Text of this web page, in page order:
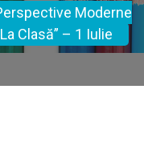
Moderne
Clasă” – 1 Iulie